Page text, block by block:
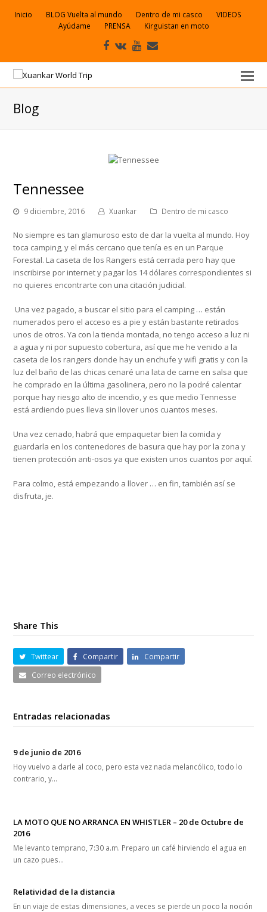
Inicio BLOG Vuelta al mundo Dentro de mi casco
VIDEOS
Ayúdame
PRENSA Kirguistan en moto
Facebook
VK Youtube
electrónico
Blog
Tennessee
9 diciembre, 2016 Xuankar Dentro de mi casco
No siempre es tan glamuroso esto de dar la vuelta al mundo. Hoy
toca camping, y el más cercano que tenía es en un Parque
Forestal. La caseta de los Rangers está cerrada pero hay que
inscribirse por internet y pagar los 14 dólares correspondientes si
no quieres encontrarte con una citación judicial.
Una vez pagado, a buscar el sitio para el camping … están
numerados pero el acceso es a pie y están bastante retirados
unos de otros. Ya con la tienda montada, no tengo acceso a luz ni
a agua y ni por supuesto cobertura, así que me he venido a la
caseta de los rangers donde hay un enchufe y wifi gratis y con la
luz del baño de las chicas cenaré una lata de carne en salsa que
he comprado en la última gasolinera, pero no la podré calentar
porque hay riesgo alto de incendio, y es que medio Tennesse
está ardiendo pues lleva sin llover unos cuantos meses.
Una vez cenado, habrá que empaquetar bien la comida y
guardarla en los contenedores de basura que hay por la zona y
tienen protección anti-osos ya que existen unos cuantos por aquí.
Para colmo, está empezando a llover … en fin, también así se
disfruta, je.
Share This
Twittear Compartir
Compartir
Correo electrónico
Entradas relacionadas
9 de junio de 2016
Hoy vuelvo a darle al coco, pero esta vez nada melancólico, todo lo
contrario, y…
LA MOTO QUE NO ARRANCA EN WHISTLER – 20 de Octubre de
2016
Me levanto temprano, 7:30 a.m. Preparo un café hirviendo el agua en
un cazo pues…
Relatividad de la distancia
En un viaje de estas dimensiones, a veces se pierde un poco la noción